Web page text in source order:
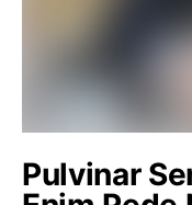
Pulvinar